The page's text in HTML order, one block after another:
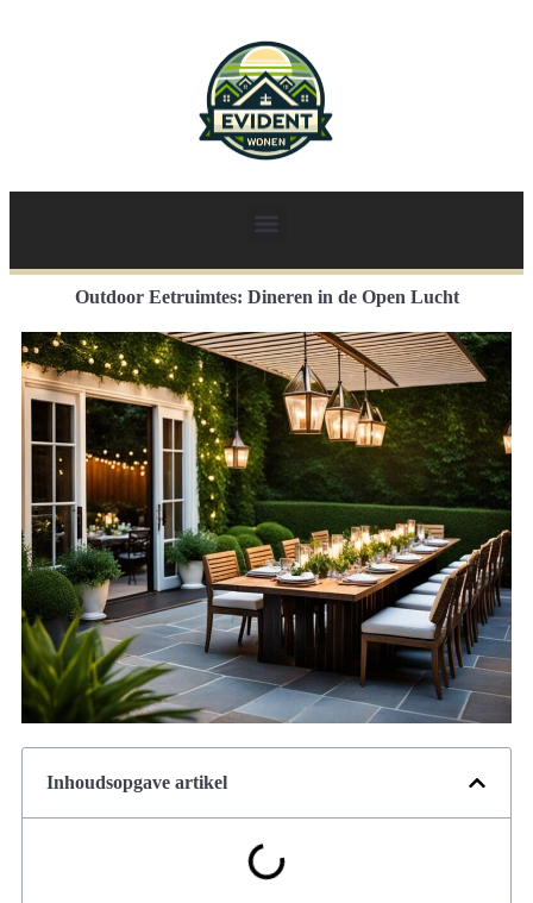
Outdoor Eetruimtes: Dineren in de Open Lucht
Inhoudsopgave artikel